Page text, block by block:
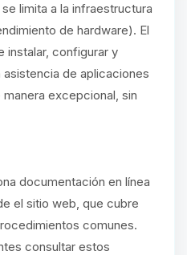
limita a la infraestructura
de hardware). El
instalar, configurar y
de aplicaciones
excepcional, sin
documentación en línea
el sitio web, que cubre
comunes.
consultar estos